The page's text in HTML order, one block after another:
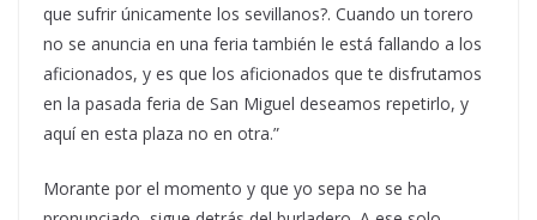
que sufrir únicamente los sevillanos?. Cuando un torero
no se anuncia en una feria también le está fallando a los
aficionados, y es que los aficionados que te disfrutamos
en la pasada feria de San Miguel deseamos repetirlo, y
aquí en esta plaza no en otra.”
Morante por el momento y que yo sepa no se ha